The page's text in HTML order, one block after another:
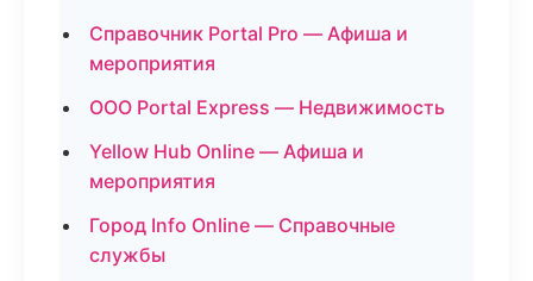
Справочник Portal Pro — Афиша и
мероприятия
ООО Portal Express — Недвижимость
Yellow Hub Online — Афиша и
мероприятия
Город Info Online — Справочные
службы